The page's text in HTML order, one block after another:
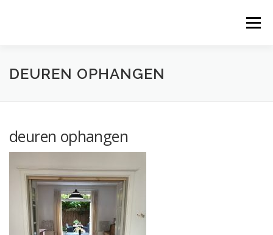
Menu
DEUREN OPHANGEN
deuren ophangen